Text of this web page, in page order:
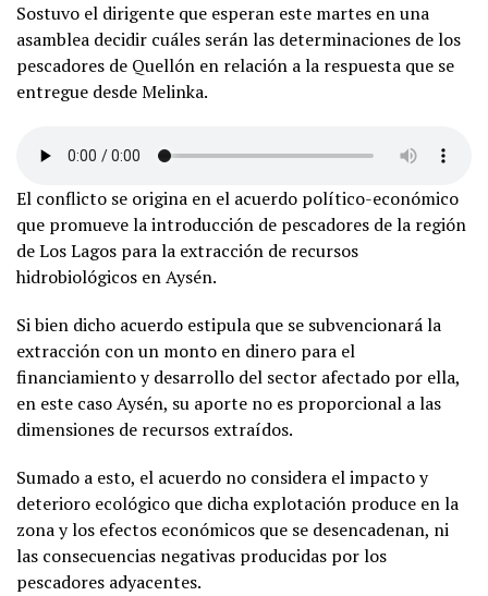
Sostuvo el dirigente que esperan este martes en una
asamblea decidir cuáles serán las determinaciones de los
pescadores de Quellón en relación a la respuesta que se
entregue desde Melinka.
El conflicto se origina en el acuerdo político-económico
que promueve la introducción de pescadores de la región
de Los Lagos para la extracción de recursos
hidrobiológicos en Aysén.
Si bien dicho acuerdo estipula que se subvencionará la
extracción con un monto en dinero para el
financiamiento y desarrollo del sector afectado por ella,
en este caso Aysén, su aporte no es proporcional a las
dimensiones de recursos extraídos.
Sumado a esto, el acuerdo no considera el impacto y
deterioro ecológico que dicha explotación produce en la
zona y los efectos económicos que se desencadenan, ni
las consecuencias negativas producidas por los
pescadores adyacentes.